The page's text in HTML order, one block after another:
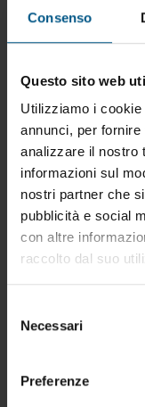
Consenso
Questo sito web
Utilizziamo i
annunci, per
analizzare il nostro
informazioni sul
nostri partner che
pubblicità e social
con altre
raccolto dal suo
delNecessari
Preferenze
Contenitore
sagomati in